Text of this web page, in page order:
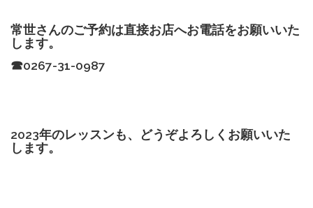
常世さんのご予約は直接お店へお電話をお願いいた
します。
☎︎0267-31-0987
2023年のレッスンも、どうぞよろしくお願いいた
します。